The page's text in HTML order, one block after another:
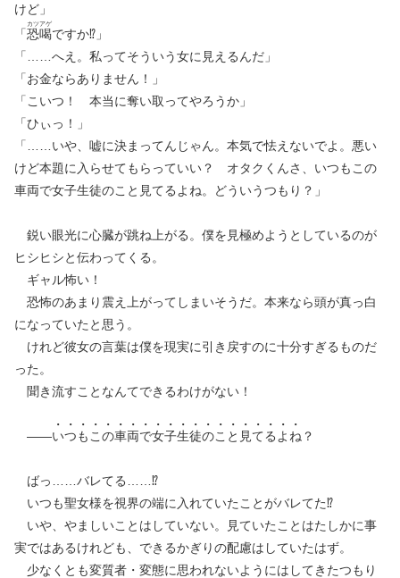
けど」
「恐喝
カツアゲ
ですか⁉︎」
「……へえ。私ってそういう女に見えるんだ」
「お金ならありません！」
「こいつ！ 本当に奪い取ってやろうか」
「ひぃっ！」
「……いや、嘘に決まってんじゃん。本気で怯えないでよ。悪い
けど本題に入らせてもらっていい？ オタクくんさ、いつもこの
車両で女子生徒のこと見てるよね。どういうつもり？」
鋭い眼光に心臓が跳ね上がる。僕を見極めようとしているのが
ヒシヒシと伝わってくる。
ギャル怖い！
恐怖のあまり震え上がってしまいそうだ。本来なら頭が真っ白
になっていたと思う。
けれど彼女の言葉は僕を現実に引き戻すのに十分すぎるものだ
った。
聞き流すことなんてできるわけがない！
——いつも こ の車両で女子生徒のこ と 見てる よ ね ？
ばっ……バレてる……⁉︎
いつも聖女様を視界の端に入れていたことがバレてた⁉︎
いや、やましいことはしていない。見ていたことはたしかに事
実ではあるけれども、できるかぎりの配慮はしていたはず。
少なくとも変質者・変態に思われないようにはしてきたつもり